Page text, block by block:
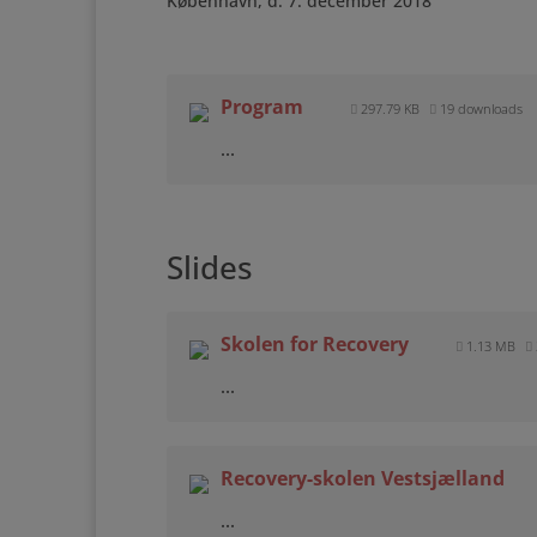
Program 297.79 KB 19 downloads
...
Slides
Skolen for Recovery 1.13 MB
...
Recovery-skolen Vestsjælland
...